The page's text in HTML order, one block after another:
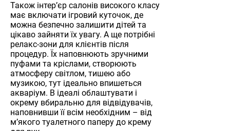
Також інтер’єр салонів високого класу
має включати ігровий куточок, де
можна безпечно залишити дітей та
цікаво зайняти їх увагу. А ще потрібні
релакс-зони для клієнтів після
процедур. Їх наповнюють зручними
пуфами та кріслами, створюють
атмосферу світлом, тишею або
музикою, тут ідеально впишеться
акваріум. В ідеалі облаштувати і
окрему вбиральню для відвідувачів,
наповнивши її всім необхідним – від
м’якого туалетного паперу до крему